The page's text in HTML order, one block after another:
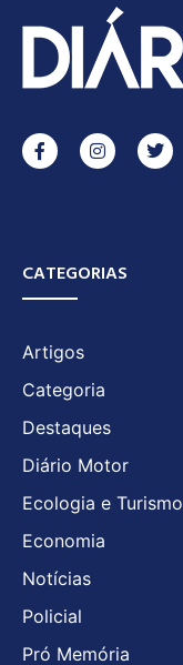
CATEGORIAS
Artigos
Categoria
Destaques
Diário Motor
Ecologia e Turismo
Economia
Notícias
Policial
Pró Memória